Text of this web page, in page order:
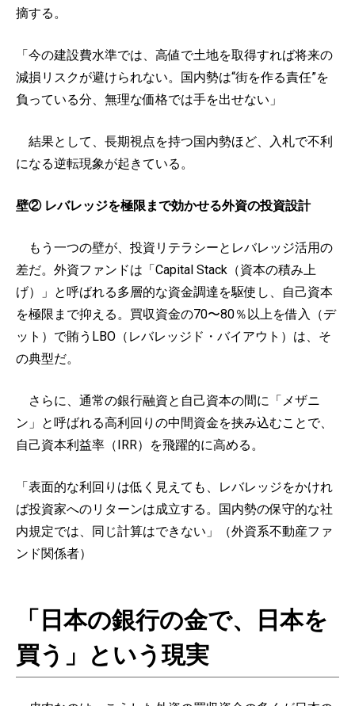
摘する。
「今の建設費水準では、高値で土地を取得すれば将来の
減損リスクが避けられない。国内勢は“街を作る責任”を
負っている分、無理な価格では手を出せない」
結果として、長期視点を持つ国内勢ほど、入札で不利
になる逆転現象が起きている。
壁② レバレッジを極限まで効かせる外資の投資設計
もう一つの壁が、投資リテラシーとレバレッジ活用の
差だ。外資ファンドは「Capital Stack（資本の積み上
げ）」と呼ばれる多層的な資金調達を駆使し、自己資本
を極限まで抑える。買収資金の70〜80％以上を借入（デ
ット）で賄うLBO（レバレッジド・バイアウト）は、そ
の典型だ。
さらに、通常の銀行融資と自己資本の間に「メザニ
ン」と呼ばれる高利回りの中間資金を挟み込むことで、
自己資本利益率（IRR）を飛躍的に高める。
「表面的な利回りは低く見えても、レバレッジをかけれ
ば投資家へのリターンは成立する。国内勢の保守的な社
内規定では、同じ計算はできない」（外資系不動産ファ
ンド関係者）
「日本の銀行の金で、日本を
買う」という現実